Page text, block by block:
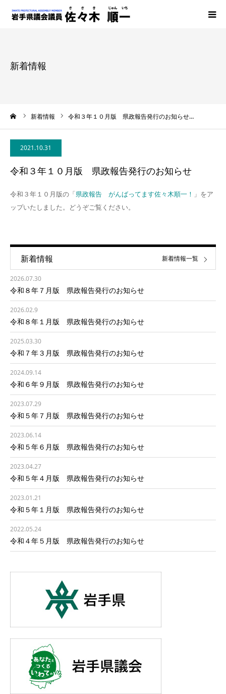
新着情報
新着情報 令和３年１０月版 県政報告発行のお知らせ…
2021.10.31
令和３年１０月版 県政報告発行のお知らせ
令和３年１０月版の「県政報告 がんばってます佐々木順一！ 」をア
ップいたしました。どうぞご覧ください。
新着情報
2026.07.30
令和８年７月版 県政報告発行のお知らせ
2026.02.9
令和８年１月版 県政報告発行のお知らせ
2025.03.30
令和７年３月版 県政報告発行のお知らせ
2024.09.14
令和６年９月版 県政報告発行のお知らせ
2023.07.29
令和５年７月版 県政報告発行のお知らせ
2023.06.14
令和５年６月版 県政報告発行のお知らせ
2023.04.27
令和５年４月版 県政報告発行のお知らせ
2023.01.21
令和５年１月版 県政報告発行のお知らせ
2022.05.24
令和４年５月版 県政報告発行のお知らせ
新着情報一覧
マニュフェスト
発行物
BLOG